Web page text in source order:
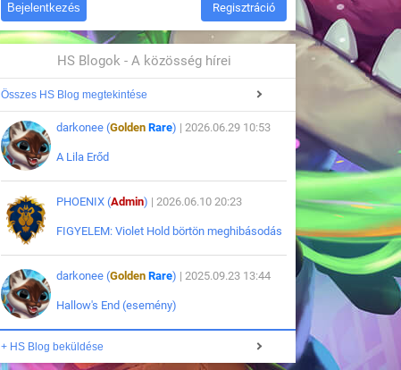
Regisztráció
HS Blogok - A közösség hírei
Összes HS Blog megtekintése
darkonee (Golden Rare) | 2026.06.29 10:53
A Lila Erőd
PHOENIX (Admin) | 2026.06.10 20:23
FIGYELEM: Violet Hold börtön meghibásodás
darkonee (Golden Rare) | 2025.09.23 13:44
Hallow's End (esemény)
+ HS Blog beküldése